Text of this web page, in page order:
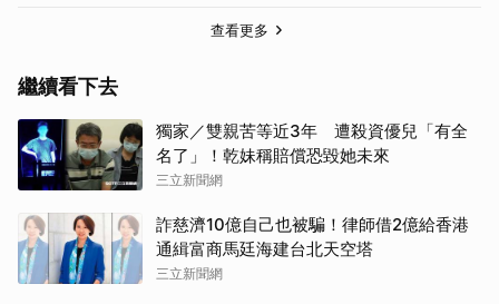
查看更多
繼續看下去
獨家／雙親苦等近3年 遭殺資優兒「有全
名了」！乾妹稱賠償恐毀她未來
三立新聞網
詐慈濟10億自己也被騙！律師借2億給香港
通緝富商馬廷海建台北天空塔
三立新聞網